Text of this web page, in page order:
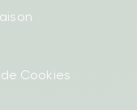
Cookies